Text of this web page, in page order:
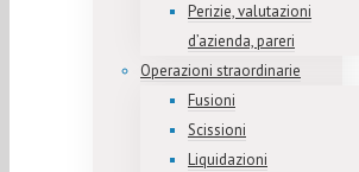
Perizie, valutazioni
d’azienda, pareri
Operazioni straordinarie
Fusioni
Scissioni
Liquidazioni